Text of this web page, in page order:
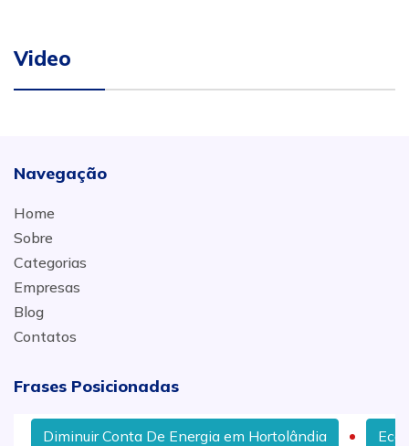
Video
Navegação
Home
Sobre
Categorias
Empresas
Blog
Contatos
Frases Posicionadas
Diminuir Conta De Energia em Hortolândia